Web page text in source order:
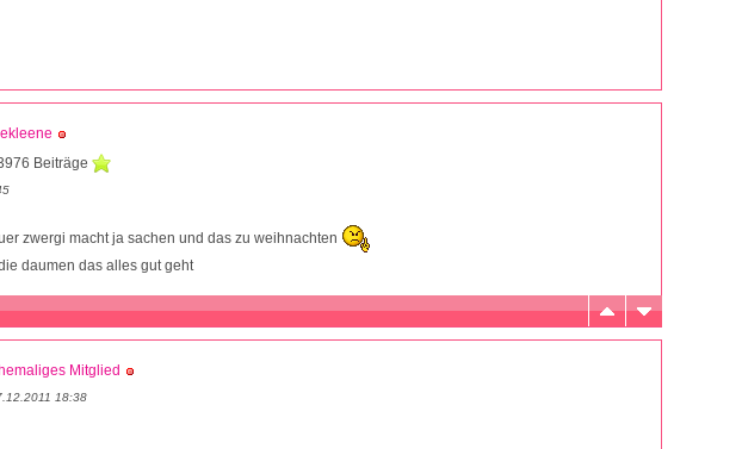
Beiträge
zwergi macht ja sachen und das zu weihnachten
daumen das alles gut geht
Mitglied
18:38